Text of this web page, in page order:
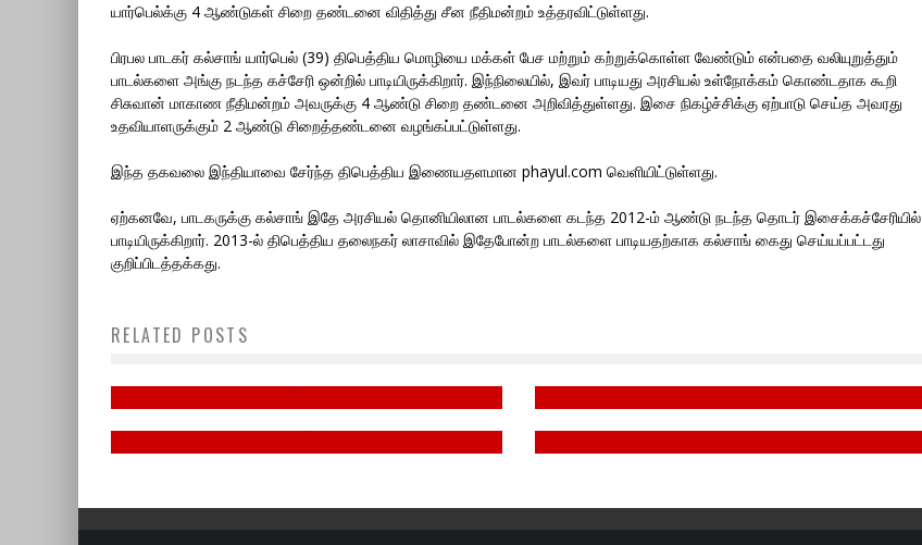
யார்பெல்க்கு 4 ஆண்டுகள் சிறை தண்டனை விதித்து சீன நீதிமன்றம் உத்தரவிட்டுள்ளது.
பிரபல பாடகர் கல்சாங் யார்பெல் (39) திபெத்திய மொழியை மக்கள் பேச மற்றும் கற்றுக்கொள்ள வேண்டும் என்பதை வலியுறுத்தும்
பாடல்களை அங்கு நடந்த கச்சேரி ஒன்றில் பாடியிருக்கிறார். இந்நிலையில், இவர் பாடியது அரசியல் உள்நோக்கம் கொண்டதாக கூறி
சிசுவான் மாகாண நீதிமன்றம் அவருக்கு 4 ஆண்டு சிறை தண்டனை அறிவித்துள்ளது. இசை நிகழ்ச்சிக்கு ஏற்பாடு செய்த அவரது
உதவியாளருக்கும் 2 ஆண்டு சிறைத்தண்டனை வழங்கப்பட்டுள்ளது.
இந்த தகவலை இந்தியாவை சேர்ந்த திபெத்திய இணையதளமான phayul.com வெளியிட்டுள்ளது.
ஏற்கனவே, பாடகருக்கு கல்சாங் இதே அரசியல் தொனியிலான பாடல்களை கடந்த 2012-ம் ஆண்டு நடந்த தொடர் இசைக்கச்சேரியில்
பாடியிருக்கிறார். 2013-ல் திபெத்திய தலைநகர் லாசாவில் இதேபோன்ற பாடல்களை பாடியதற்காக கல்சாங் கைது செய்யப்பட்டது
குறிப்பிடத்தக்கது.
RELATED POSTS
மே -18, தமிழின அழிப்பு நாள்
13வது சட்டத் திருத்தத்தை
மீட்புப்போரை நிரந்தரமாகத்
தோற்கடிக்கும் பேராபத்தேயாகும்.
தழிழீழத் தேசிய மாவீரர் நாள் 2021